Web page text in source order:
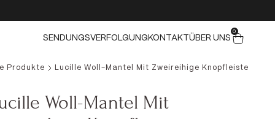
SENDUNGSVERFOLGUNG KONTAKTÜBER UNSWarenkorb
0 ELEMENTE
0
Produkte Lucille Woll-Mantel Mit Zweireihige Knopfleiste
Woll-Mantel Mit